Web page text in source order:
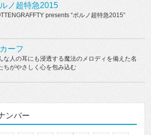
ノ超特急2015
presents “ポルノ超特急2015”
ーフ
な人の耳にも浸透する魔法のメロディを備えた名
ちがやさしく心を包み込む
ンバー